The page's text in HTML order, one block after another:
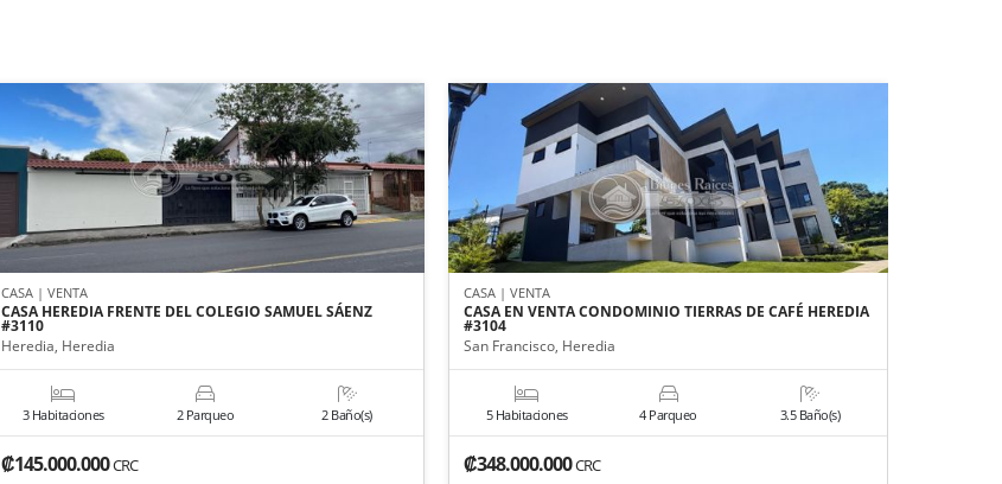
CASA | VENTA
CASA HEREDIA FRENTE DEL COLEGIO SAMUEL SÁENZ
#3110
Heredia, Heredia
3 Habitaciones 2 Parqueo 2 Baño(s)
₡145.000.000CRC
CASA | VENTA
CASA EN VENTA CONDOMINIO TIERRAS DE CAFÉ HEREDIA
#3104
San Francisco, Heredia
5 Habitaciones 4 Parqueo 3.5 Baño(s)
₡348.000.000CRC